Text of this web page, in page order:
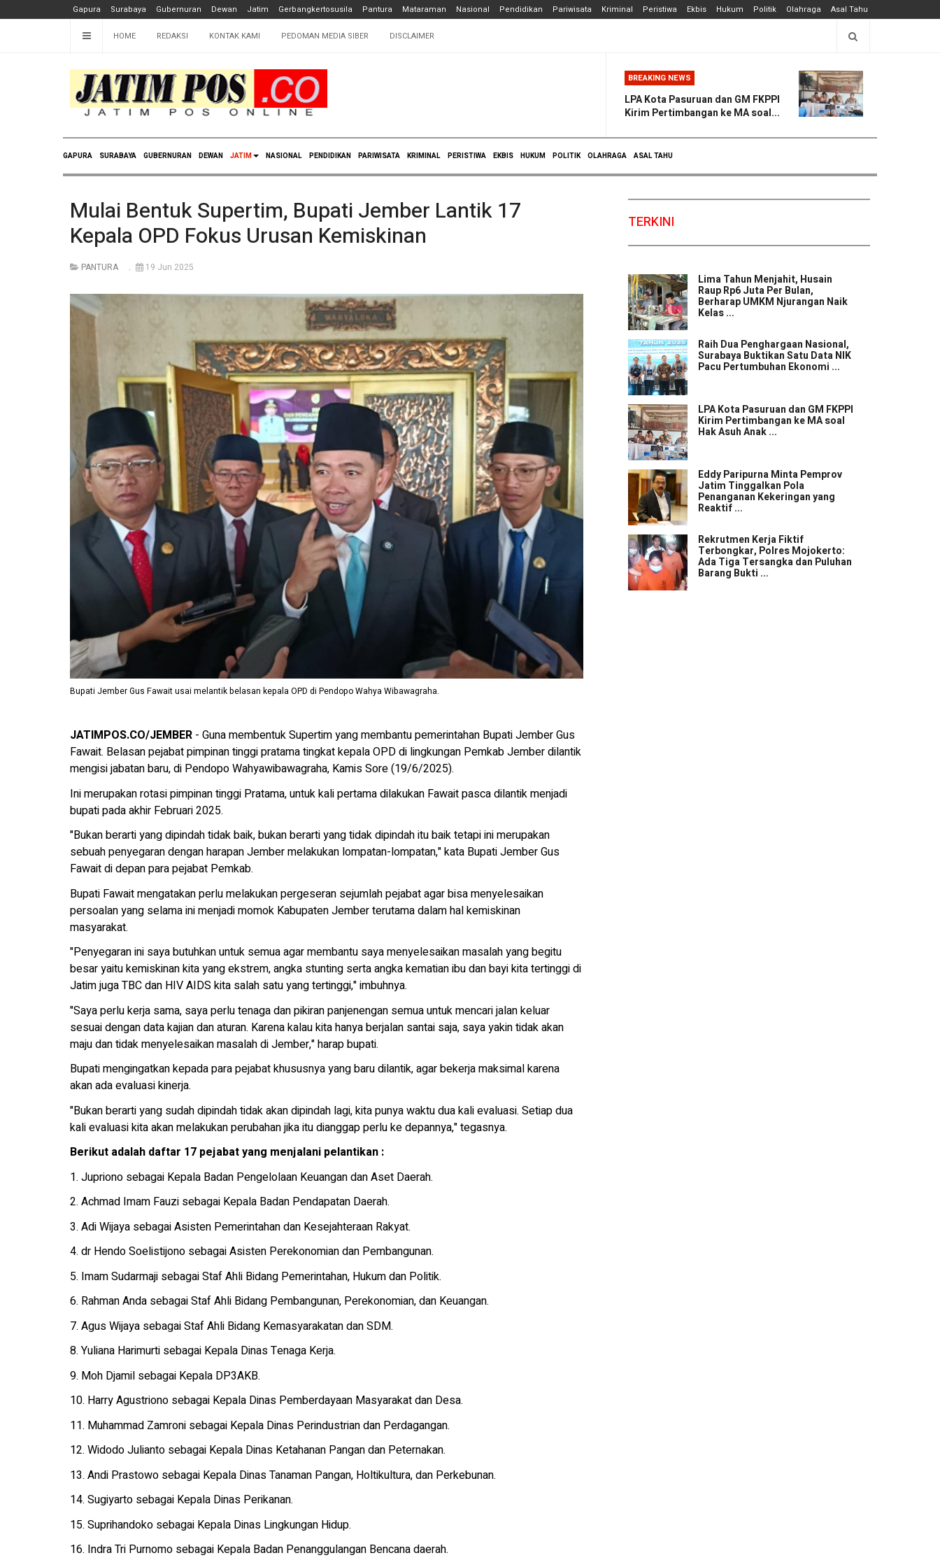
Gapura Surabaya Gubernuran Dewan Jatim Gerbangkertosusila Pantura Mataraman Nasional Pendidikan Pariwisata Kriminal Peristiwa Ekbis Hukum Politik Olahraga Asal Tahu
HOME REDAKSI KONTAK KAMI PEDOMAN MEDIA SIBER DISCLAIMER
BREAKING NEWS
LPA Kota Pasuruan dan GM FKPPI
Kirim Pertimbangan ke MA soal...
GAPURA SURABAYA GUBERNURAN DEWAN JATIM NASIONAL PENDIDIKAN PARIWISATA KRIMINAL PERISTIWA EKBIS HUKUM POLITIK OLAHRAGA ASAL TAHU
Mulai Bentuk Supertim, Bupati Jember Lantik 17
Kepala OPD Fokus Urusan Kemiskinan
PANTURA 19 Jun 2025
Bupati Jember Gus Fawait usai melantik belasan kepala OPD di Pendopo Wahya Wibawagraha.
JATIMPOS.CO/JEMBER - Guna membentuk Supertim yang membantu pemerintahan Bupati Jember Gus
Fawait. Belasan pejabat pimpinan tinggi pratama tingkat kepala OPD di lingkungan Pemkab Jember dilantik
mengisi jabatan baru, di Pendopo Wahyawibawagraha, Kamis Sore (19/6/2025).
Ini merupakan rotasi pimpinan tinggi Pratama, untuk kali pertama dilakukan Fawait pasca dilantik menjadi
bupati pada akhir Februari 2025.
"Bukan berarti yang dipindah tidak baik, bukan berarti yang tidak dipindah itu baik tetapi ini merupakan
sebuah penyegaran dengan harapan Jember melakukan lompatan-lompatan," kata Bupati Jember Gus
Fawait di depan para pejabat Pemkab.
Bupati Fawait mengatakan perlu melakukan pergeseran sejumlah pejabat agar bisa menyelesaikan
persoalan yang selama ini menjadi momok Kabupaten Jember terutama dalam hal kemiskinan
masyarakat.
"Penyegaran ini saya butuhkan untuk semua agar membantu saya menyelesaikan masalah yang begitu
besar yaitu kemiskinan kita yang ekstrem, angka stunting serta angka kematian ibu dan bayi kita tertinggi di
Jatim juga TBC dan HIV AIDS kita salah satu yang tertinggi," imbuhnya.
"Saya perlu kerja sama, saya perlu tenaga dan pikiran panjenengan semua untuk mencari jalan keluar
sesuai dengan data kajian dan aturan. Karena kalau kita hanya berjalan santai saja, saya yakin tidak akan
maju dan tidak menyelesaikan masalah di Jember," harap bupati.
Bupati mengingatkan kepada para pejabat khususnya yang baru dilantik, agar bekerja maksimal karena
akan ada evaluasi kinerja.
"Bukan berarti yang sudah dipindah tidak akan dipindah lagi, kita punya waktu dua kali evaluasi. Setiap dua
kali evaluasi kita akan melakukan perubahan jika itu dianggap perlu ke depannya," tegasnya.
Berikut adalah daftar 17 pejabat yang menjalani pelantikan :
1. Jupriono sebagai Kepala Badan Pengelolaan Keuangan dan Aset Daerah.
2. Achmad Imam Fauzi sebagai Kepala Badan Pendapatan Daerah.
3. Adi Wijaya sebagai Asisten Pemerintahan dan Kesejahteraan Rakyat.
4. dr Hendo Soelistijono sebagai Asisten Perekonomian dan Pembangunan.
5. Imam Sudarmaji sebagai Staf Ahli Bidang Pemerintahan, Hukum dan Politik.
6. Rahman Anda sebagai Staf Ahli Bidang Pembangunan, Perekonomian, dan Keuangan.
7. Agus Wijaya sebagai Staf Ahli Bidang Kemasyarakatan dan SDM.
8. Yuliana Harimurti sebagai Kepala Dinas Tenaga Kerja.
9. Moh Djamil sebagai Kepala DP3AKB.
10. Harry Agustriono sebagai Kepala Dinas Pemberdayaan Masyarakat dan Desa.
11. Muhammad Zamroni sebagai Kepala Dinas Perindustrian dan Perdagangan.
12. Widodo Julianto sebagai Kepala Dinas Ketahanan Pangan dan Peternakan.
13. Andi Prastowo sebagai Kepala Dinas Tanaman Pangan, Holtikultura, dan Perkebunan.
14. Sugiyarto sebagai Kepala Dinas Perikanan.
15. Suprihandoko sebagai Kepala Dinas Lingkungan Hidup.
16. Indra Tri Purnomo sebagai Kepala Badan Penanggulangan Bencana daerah.
TERKINI
Lima Tahun Menjahit, Husain
Raup Rp6 Juta Per Bulan,
Berharap UMKM Njurangan Naik
Kelas ...
Raih Dua Penghargaan Nasional,
Surabaya Buktikan Satu Data NIK
Pacu Pertumbuhan Ekonomi ...
LPA Kota Pasuruan dan GM FKPPI
Kirim Pertimbangan ke MA soal
Hak Asuh Anak ...
Eddy Paripurna Minta Pemprov
Jatim Tinggalkan Pola
Penanganan Kekeringan yang
Reaktif ...
Rekrutmen Kerja Fiktif
Terbongkar, Polres Mojokerto:
Ada Tiga Tersangka dan Puluhan
Barang Bukti ...